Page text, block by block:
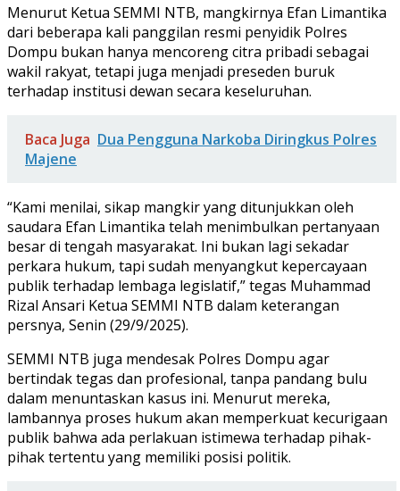
Menurut Ketua SEMMI NTB, mangkirnya Efan Limantika
dari beberapa kali panggilan resmi penyidik Polres
Dompu bukan hanya mencoreng citra pribadi sebagai
wakil rakyat, tetapi juga menjadi preseden buruk
terhadap institusi dewan secara keseluruhan.
Baca Juga Dua Pengguna Narkoba Diringkus Polres
Majene
“Kami menilai, sikap mangkir yang ditunjukkan oleh
saudara Efan Limantika telah menimbulkan pertanyaan
besar di tengah masyarakat. Ini bukan lagi sekadar
perkara hukum, tapi sudah menyangkut kepercayaan
publik terhadap lembaga legislatif,” tegas Muhammad
Rizal Ansari Ketua SEMMI NTB dalam keterangan
persnya, Senin (29/9/2025).
SEMMI NTB juga mendesak Polres Dompu agar
bertindak tegas dan profesional, tanpa pandang bulu
dalam menuntaskan kasus ini. Menurut mereka,
lambannya proses hukum akan memperkuat kecurigaan
publik bahwa ada perlakuan istimewa terhadap pihak-
pihak tertentu yang memiliki posisi politik.